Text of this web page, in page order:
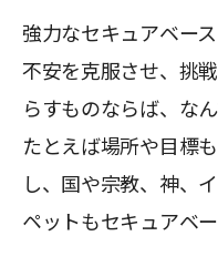
強力なセキュアベー
不安を克服させ、挑
らすものならば、な
たとえば場所や目標
し、国や宗教、神、
ペットもセキュアベ